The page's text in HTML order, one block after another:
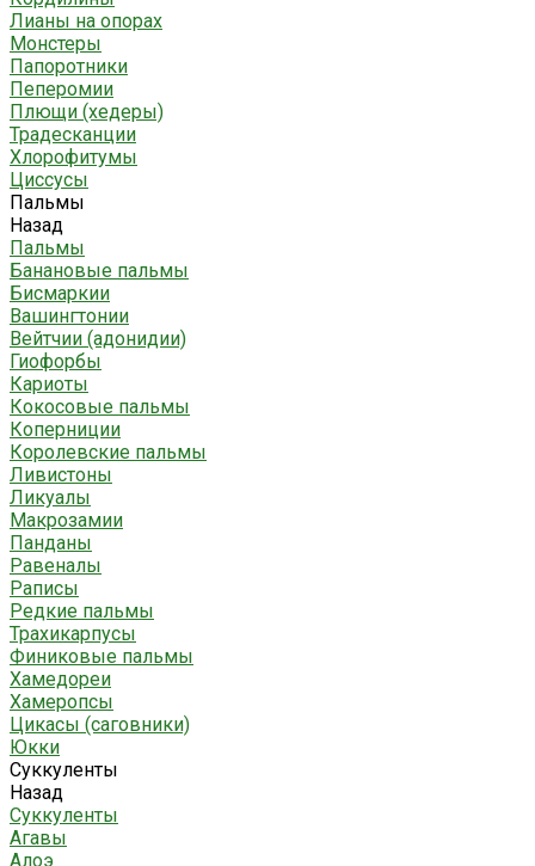
Лианы на опорах
Монстеры
Папоротники
Пеперомии
Плющи (хедеры)
Традесканции
Хлорофитумы
Циссусы
Пальмы
Назад
Пальмы
Банановые пальмы
Бисмаркии
Вашингтонии
Вейтчии (адонидии)
Гиофорбы
Кариоты
Кокосовые пальмы
Коперниции
Королевские пальмы
Ливистоны
Ликуалы
Макрозамии
Панданы
Равеналы
Раписы
Редкие пальмы
Трахикарпусы
Финиковые пальмы
Хамедореи
Хамеропсы
Цикасы (саговники)
Юкки
Суккуленты
Назад
Суккуленты
Агавы
Алоэ